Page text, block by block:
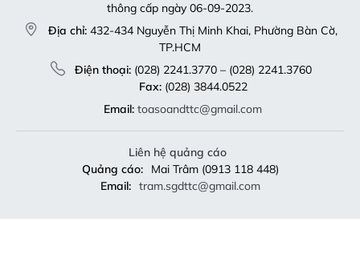
thông cấp ngày 06-09-2023.
Địa chỉ: 432-434 Nguyễn Thị Minh Khai, Phường Bàn Cờ,
TP.HCM
Điện thoại:(028) 2241.3770 – (028) 2241.3760
Fax:(028) 3844.0522
Email: toasoandttc@gmail.com
Liên hệ quảng cáo
Quảng cáo:
Mai Trâm (0913 118 448)
Email: tram.sgdttc@gmail.com